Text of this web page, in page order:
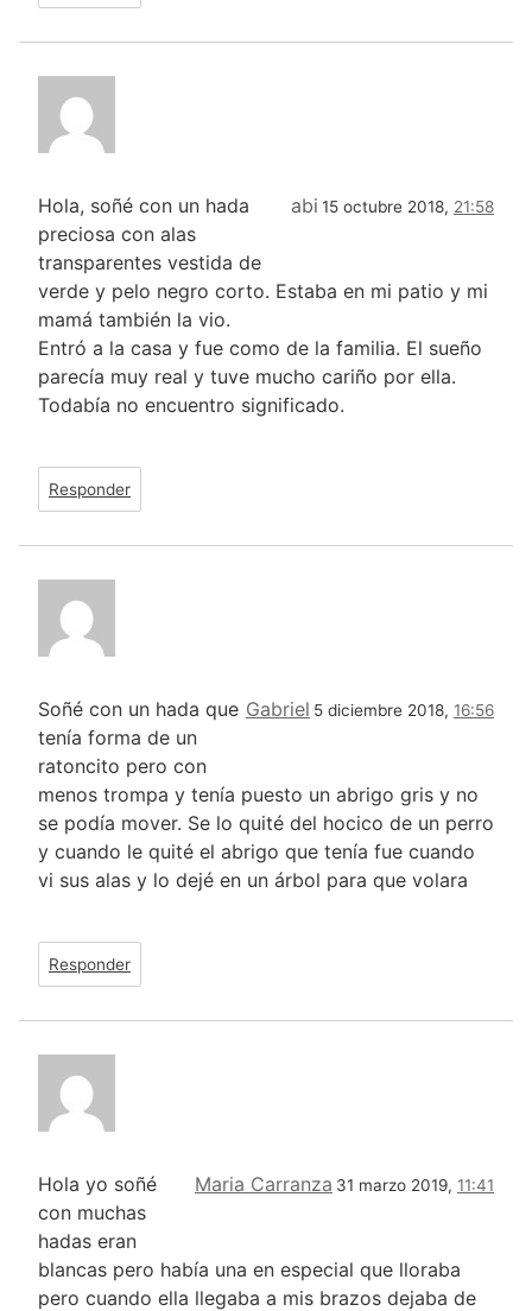
abi 15 octubre 2018, 21:58
Hola, soñé con un hada
preciosa con alas
transparentes vestida de
verde y pelo negro corto. Estaba en mi patio y mi
mamá también la vio.
Entró a la casa y fue como de la familia. El sueño
parecía muy real y tuve mucho cariño por ella.
Todabía no encuentro significado.
Responder
Gabriel 5 diciembre 2018, 16:56
Soñé con un hada que
tenía forma de un
ratoncito pero con
menos trompa y tenía puesto un abrigo gris y no
se podía mover. Se lo quité del hocico de un perro
y cuando le quité el abrigo que tenía fue cuando
vi sus alas y lo dejé en un árbol para que volara
Responder
Maria Carranza 31 marzo 2019, 11:41
Hola yo soñé
con muchas
hadas eran
blancas pero había una en especial que lloraba
pero cuando ella llegaba a mis brazos dejaba de